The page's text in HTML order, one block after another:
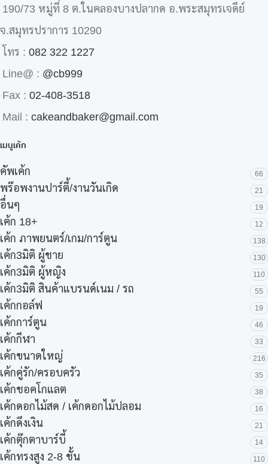
190/73 หมู่ที่ 8 ต.ในคลองบางปลากด อ.พระสมุทรเจดีย์
จ.สมุทรปราการ 10290
โทร : 082 322 1227
Line@ : @cb999
Fax : 02-408-3518
Mail : cakeandbaker@gmail.com
เมนูเค้ก
คัพเค้ก 66
พร๊อพงานปาร์ตี้/งานวันเกิด 21
อื่นๆ 19
เค้ก 18+ 12
เค้ก ภาพยนตร์/เกม/การ์ตูน 138
เค้ก3มิติ ผู้ชาย 130
เค้ก3มิติ ผู้หญิง 110
เค้ก3มิติ สินค้าแบรนด์เนม / รถ 55
เค้กกอล์ฟ 19
เค้กการ์ตูน 46
เค้กกีฬา 33
เค้กขนาดใหญ่ 216
เค้กคู่รัก/ครอบครัว 35
เค้กชอคโกแลต 38
เค้กดอกไม้สด / เค้กดอกไม้ปลอม 16
เค้กดึงเงิน 21
เค้กตุ๊กตาบาร์บี้ 14
เค้กทรงสูง 2-8 ชั้น 110